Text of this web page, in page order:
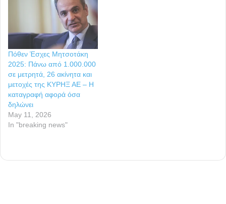
Πόθεν Έσχες Μητσοτάκη
2025: Πάνω από 1.000.000
σε μετρητά, 26 ακίνητα και
μετοχές της ΚΥΡΗΞ ΑΕ – Η
καταγραφή αφορά όσα
δηλώνει
May 11, 2026
In "breaking news"